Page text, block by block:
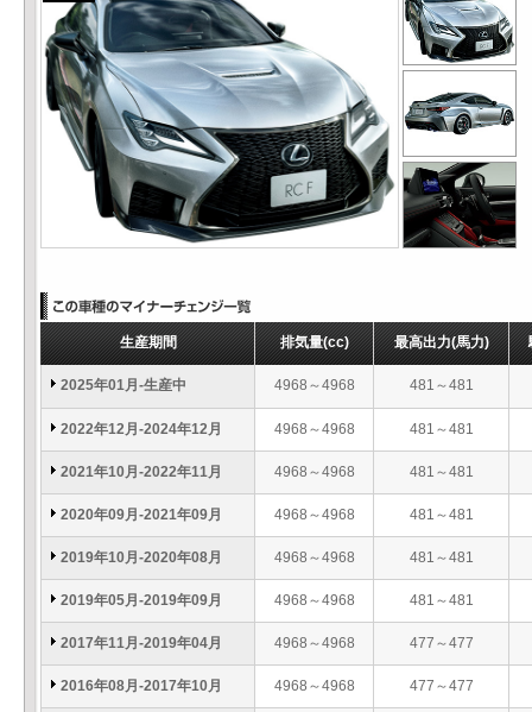
生産期間 排気量(cc) 最高出力(馬力)
2025年01月-生産中 4968～4968 481～481
2022年12月-2024年12月 4968～4968 481～481
2021年10月-2022年11月 4968～4968 481～481
2020年09月-2021年09月 4968～4968 481～481
2019年10月-2020年08月 4968～4968 481～481
2019年05月-2019年09月 4968～4968 481～481
2017年11月-2019年04月 4968～4968 477～477
2016年08月-2017年10月 4968～4968 477～477